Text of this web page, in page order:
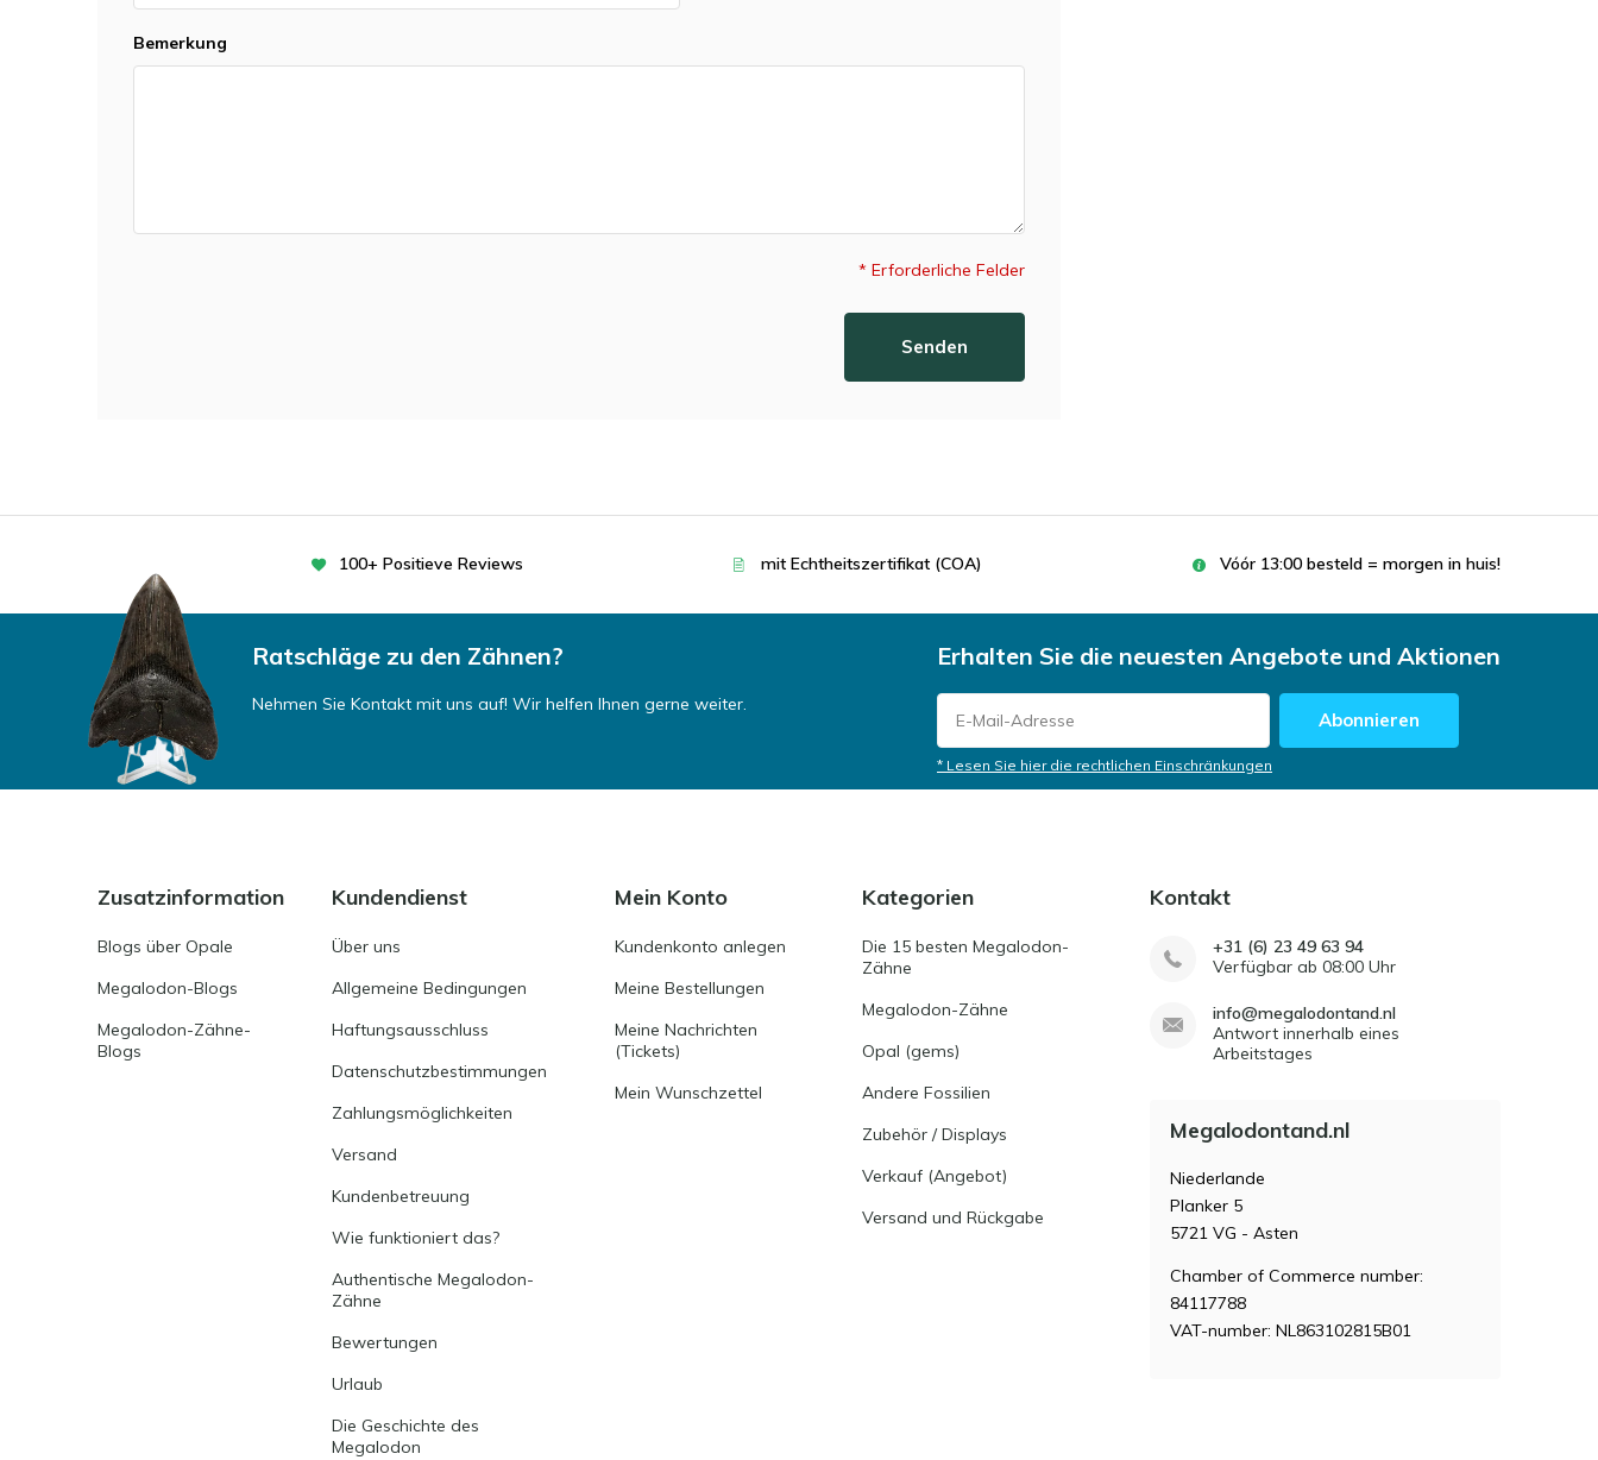
Bemerkung
* Erforderliche Felder
Senden
100+ Positieve Reviews mit Echtheitszertifikat (COA) Vóór 13:00 besteld = morgen in huis!
Ratschläge zu den Zähnen?
Nehmen Sie Kontakt mit uns auf! Wir helfen Ihnen gerne weiter.
Erhalten Sie die neuesten Angebote und Aktionen
Abonnieren
* Lesen Sie hier die rechtlichen Einschränkungen
Zusatzinformation
Blogs über Opale
Megalodon-Blogs
Megalodon-Zähne-
Blogs
Kundendienst
Über uns
Allgemeine Bedingungen
Haftungsausschluss
Datenschutzbestimmungen
Zahlungsmöglichkeiten
Versand
Kundenbetreuung
Wie funktioniert das?
Authentische Megalodon-
Zähne
Bewertungen
Urlaub
Die Geschichte des
Megalodon
Mein Konto
Kundenkonto anlegen
Meine Bestellungen
Meine Nachrichten
(Tickets)
Mein Wunschzettel
Kategorien
Die 15 besten Megalodon-
Zähne
Megalodon-Zähne
Opal (gems)
Andere Fossilien
Zubehör / Displays
Verkauf (Angebot)
Versand und Rückgabe
Kontakt
+31 (6) 23 49 63 94
Verfügbar ab 08:00 Uhr
info@megalodontand.nl
Antwort innerhalb eines
Arbeitstages
Megalodontand.nl
Niederlande
Planker 5
5721 VG - Asten
Chamber of Commerce number:
84117788
VAT-number: NL863102815B01